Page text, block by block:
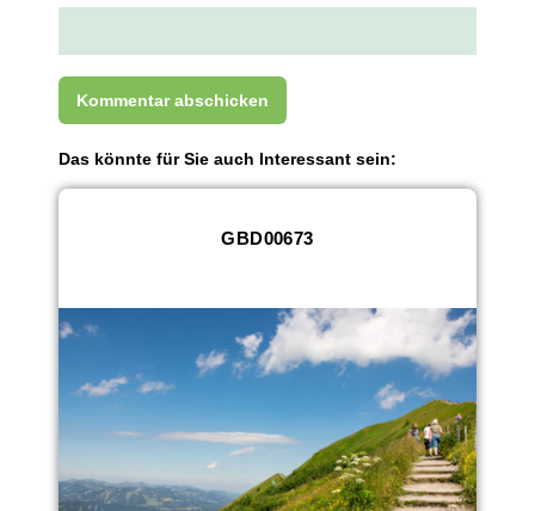
Das könnte für Sie auch Interessant sein:
GBD00673